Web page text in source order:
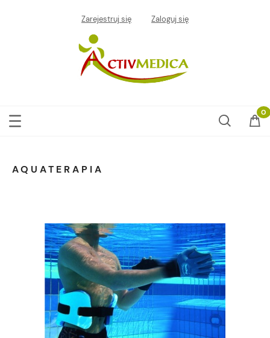
Zarejestruj się Zaloguj się
AQUATERAPIA